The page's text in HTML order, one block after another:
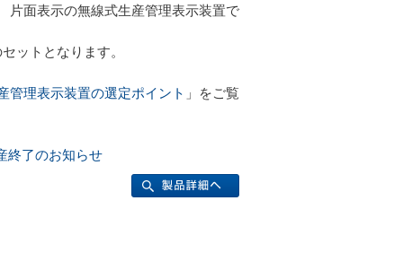
面表示の無線式生産管理表示装置で
ットとなります。
管理表示装置の選定ポイント 」をご覧
終了のお知らせ